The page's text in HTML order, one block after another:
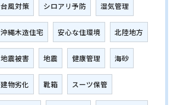
台風対策 シロアリ予防 湿気管理
沖縄木造住宅 安心な住環境 北陸地方
地震被害 地震 健康管理 海砂
建物劣化 靴箱 スーツ保管